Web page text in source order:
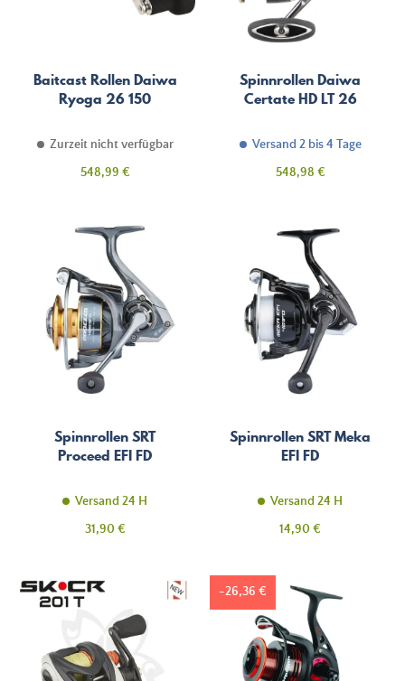
Baitcast Rollen Daiwa
Ryoga 26 150
Zurzeit nicht verfügbar
Preis
548,99 €
Spinnrollen Daiwa
Certate HD LT 26
Versand 2 bis 4 Tage
Preis
548,98 €
Spinnrollen SRT
Proceed EFI FD
Versand 24 H
Preis
31,90 €
Spinnrollen SRT Meka
EFI FD
Versand 24 H
Preis
14,90 €
-26,36 €